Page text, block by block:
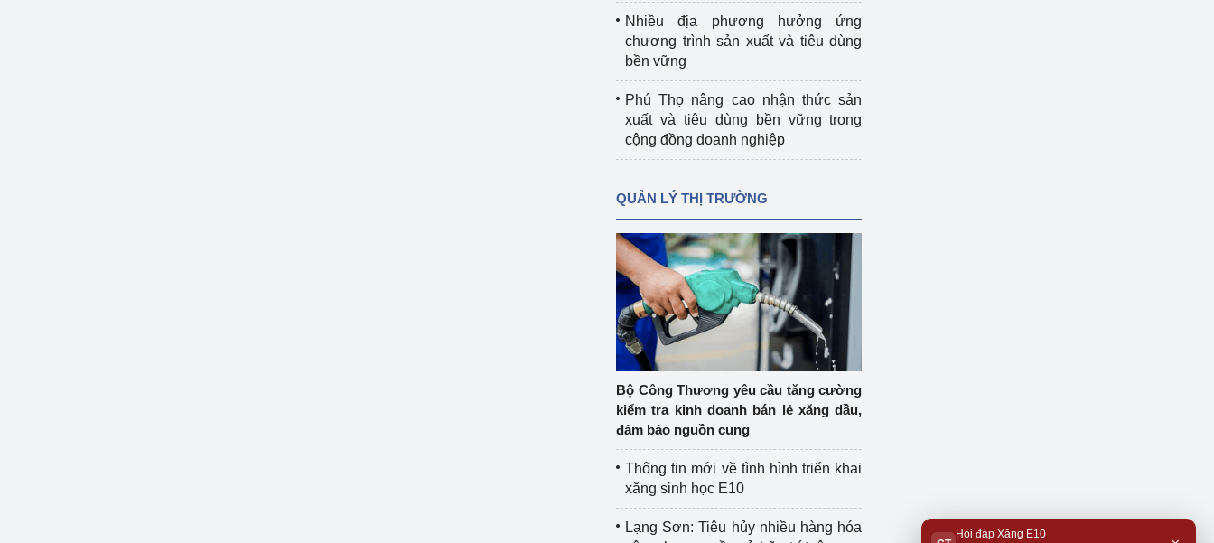
Nhiều địa phương hưởng ứng
chương trình sản xuất và tiêu dùng
bền vững
Phú Thọ nâng cao nhận thức sản
xuất và tiêu dùng bền vững trong
cộng đồng doanh nghiệp
QUẢN LÝ THỊ TRƯỜNG
Bộ Công Thương yêu cầu tăng cường
kiểm tra kinh doanh bán lẻ xăng dầu,
đảm bảo nguồn cung
Thông tin mới về tình hình triển khai
xăng sinh học E10
Lạng Sơn: Tiêu hủy nhiều hàng hóa
Hỏi đáp Xăng E10